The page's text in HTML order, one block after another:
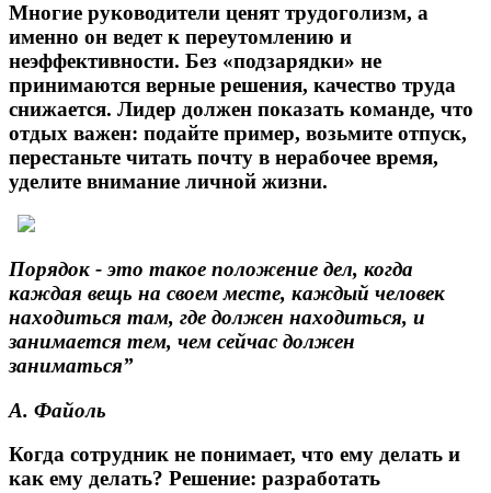
Многие руководители ценят трудоголизм, а
именно он ведет к переутомлению и
неэффективности. Без «подзарядки» не
принимаются верные решения, качество труда
снижается. Лидер должен показать команде, что
отдых важен: подайте пример, возьмите отпуск,
перестаньте читать почту в нерабочее время,
уделите внимание личной жизни.
Порядок - это такое положение дел, когда
каждая вещь на своем месте, каждый человек
находиться там, где должен находиться, и
занимается тем, чем сейчас должен
заниматься”
А. Файоль
Когда сотрудник не понимает, что ему делать и
как ему делать? Решение: разработать